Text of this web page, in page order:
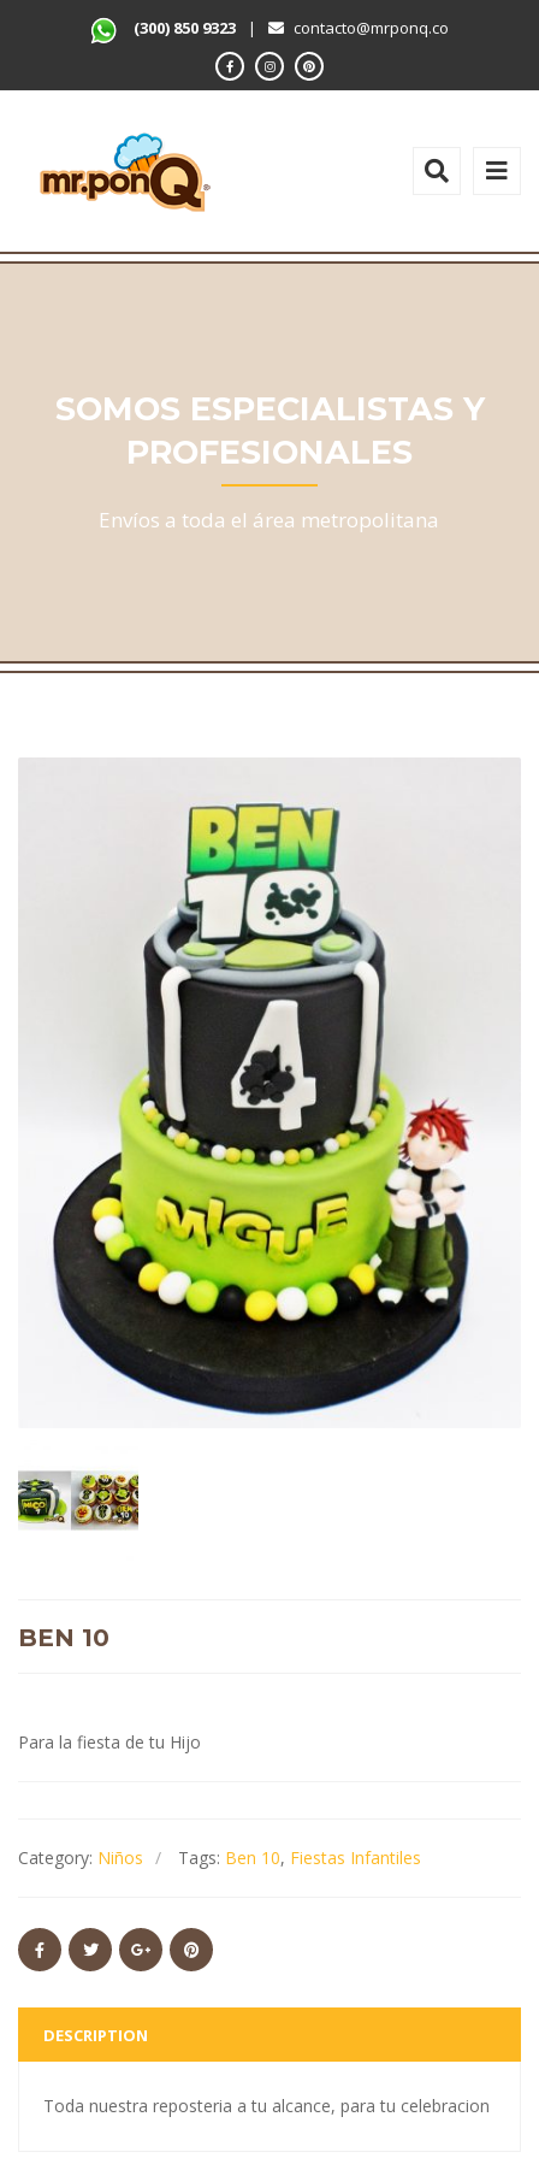
(300) 850 9323 | contacto@mrponq.co
SOMOS ESPECIALISTAS Y
PROFESIONALES
Envíos a toda el área metropolitana
BEN 10
Para la fiesta de tu Hijo
Category: Niños Tags: Ben 10, Fiestas Infantiles
DESCRIPTION
Toda nuestra reposteria a tu alcance, para tu celebracion